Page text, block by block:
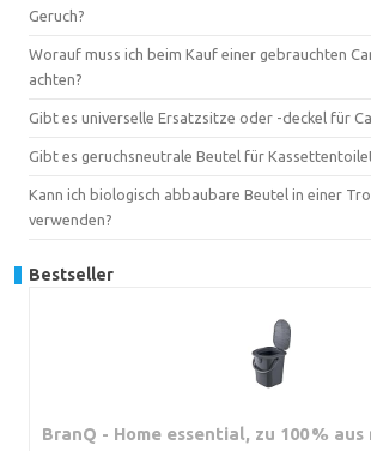
Geruch?
Worauf muss ich beim Kauf einer gebrauchten
achten?
Gibt es universelle Ersatzsitze oder -deckel für
Gibt es geruchsneutrale Beutel für
Kann ich biologisch abbaubare Beutel in einer
verwenden?
Bestseller
BranQ - Home essential, zu 100 %